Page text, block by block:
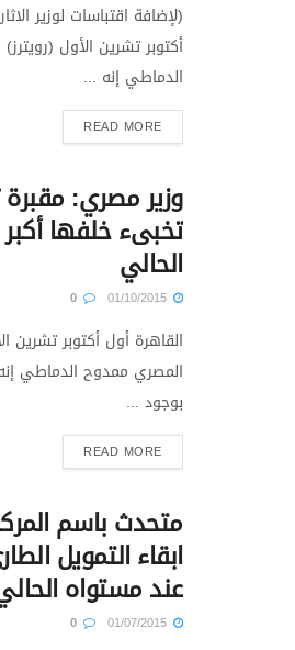
(لإضافة اقتباسات لوزير
أكتوبر تشرين الأول
الدماطي إنه ...
READ MORE
وزير مصري:
تخبىء خلفها
الحالي
القاهرة أول أكتوبر تشرين
المصري ممدوح الدماطي
بوجود ...
READ MORE
متحدث باسم
ابقاء التمويل
عند مستواه